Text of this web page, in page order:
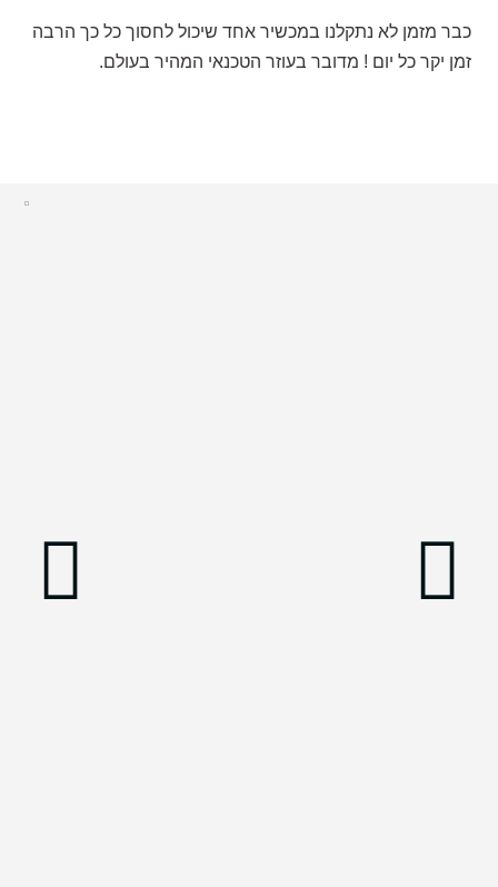
כבר מזמן לא נתקלנו במכשיר אחד שיכול לחסוך כל כך הרבה
זמן יקר כל יום ! מדובר בעוזר הטכנאי המהיר בעולם.